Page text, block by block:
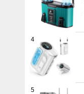
でギャラリー
に。アートの
おしゃれな花
２０２４年の
4
5